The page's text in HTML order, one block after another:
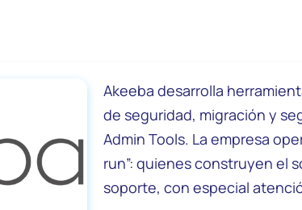
Akeeba desarrolla
de seguridad, migración y
Admin Tools. La empresa
run”: quienes construyen el
soporte, con especial